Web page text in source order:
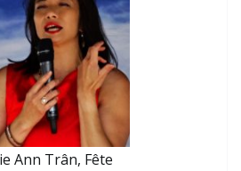
Ann Trân, Fête